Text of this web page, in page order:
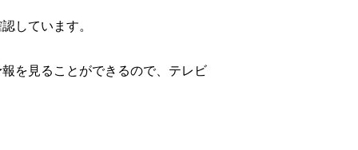
しています。
を見ることができるので、テレビ